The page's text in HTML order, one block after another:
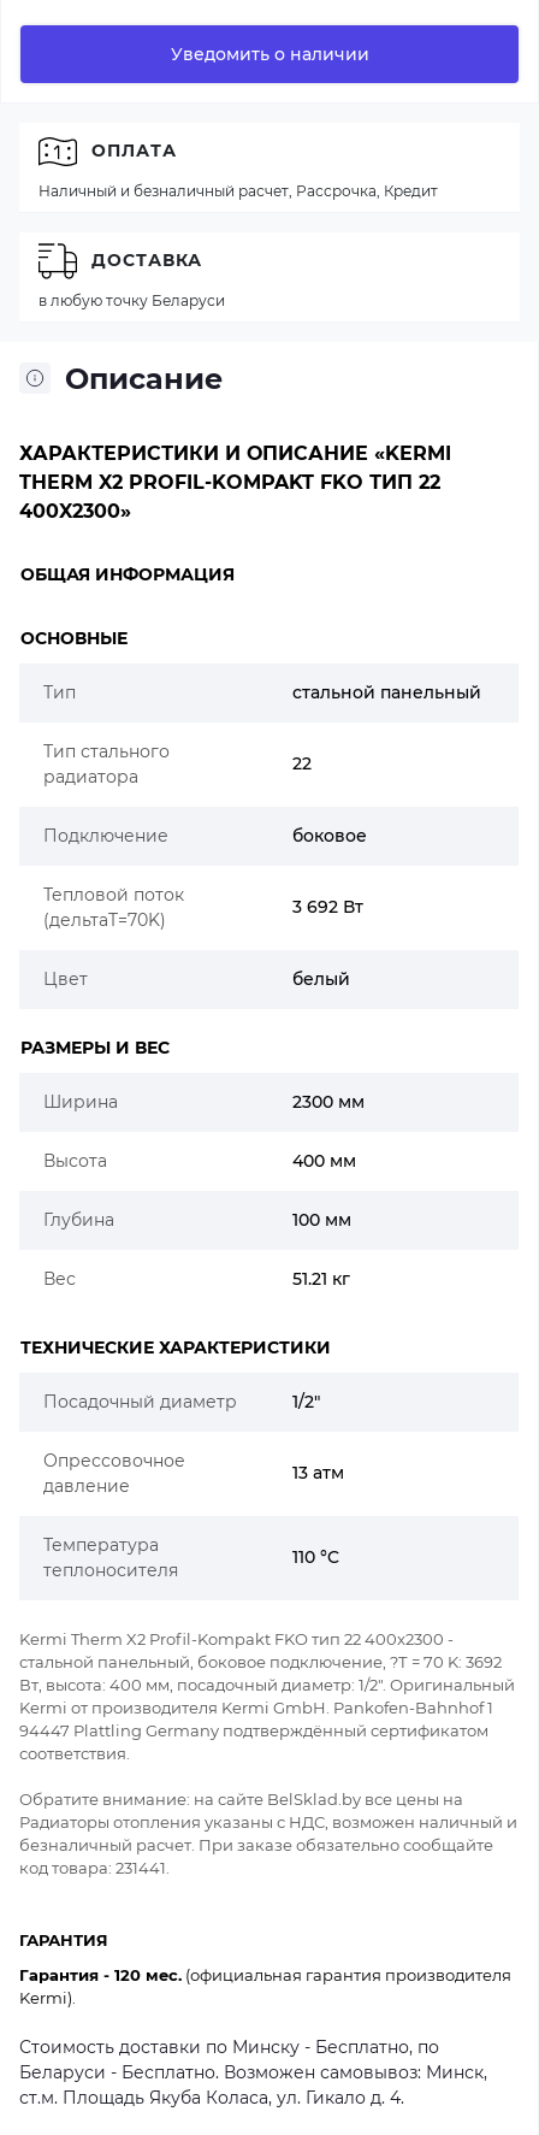
Уведомить о наличии
Описание
ХАРАКТЕРИСТИКИ И ОПИСАНИЕ «KERMI
THERM X2 PROFIL-KOMPAKT FKO ТИП 22
400X2300»
ОБЩАЯ ИНФОРМАЦИЯ
ОСНОВНЫЕ
Тип стальной панельный
Тип стального
радиатора
22
Подключение боковое
Тепловой поток
(дельтаT=70K)
3 692 Вт
Цвет белый
РАЗМЕРЫ И ВЕС
Ширина 2300 мм
Высота 400 мм
Глубина 100 мм
Вес 51.21 кг
ТЕХНИЧЕСКИЕ ХАРАКТЕРИСТИКИ
Посадочный диаметр 1/2"
Опрессовочное
давление
13 атм
Температура
теплоносителя
110 °C
Kermi Therm X2 Profil-Kompakt FKO тип 22 400x2300 -
стальной панельный, боковое подключение, ?Т = 70 K: 3692
Вт, высота: 400 мм, посадочный диаметр: 1/2". Оригинальный
Kermi от производителя Kermi GmbH. Pankofen-Bahnhof 1
94447 Plattling Germany подтверждённый сертификатом
соответствия.
Обратите внимание: на сайте BelSklad.by все цены на
Радиаторы отопления указаны с НДС, возможен наличный и
безналичный расчет. При заказе обязательно сообщайте
код товара: 231441.
ГАРАНТИЯ
Гарантия - 120 мес. (официальная гарантия производителя
Kermi).
Стоимость доставки по Минску - Бесплатно, по
Беларуси - Бесплатно. Возможен самовывоз: Минск,
ст.м. Площадь Якуба Коласа, ул. Гикало д. 4.
ОПЛАТА
Наличный и безналичный расчет, Рассрочка, Кредит
ДОСТАВКА
в любую точку Беларуси